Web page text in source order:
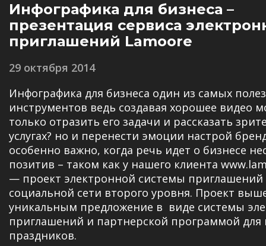
Инфографика для бизнеса –
презентация сервиса
приглашений Lamoore
29 октября 2014
Инфографика для бизнеса один из самых
инструментов ведь создавая хорошее видео
только отразить его задачи и рассказать
услугах? но и перенести эмоции настрой
особенно важно, когда речь идет о бизнесе
позитив – таком как у нашего клиента
— проект электронной системы приглашений
социальной сети второго уровня. Проект
уникальным предложение в виде системы
приглашений и партнерской программой для
праздников.